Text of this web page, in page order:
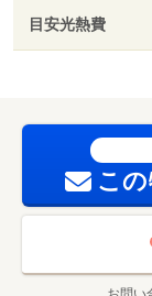
居／上階無し／
室内物干機／Ｂ
で３４１ｍ／
７６１ｍ／沼津
ブン‐イレブン
ジャンボエン
６２ｍ／静岡
目安光熱費
こ